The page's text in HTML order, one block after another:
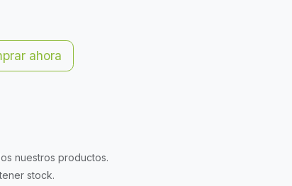
ahora
nuestros productos.
stock.